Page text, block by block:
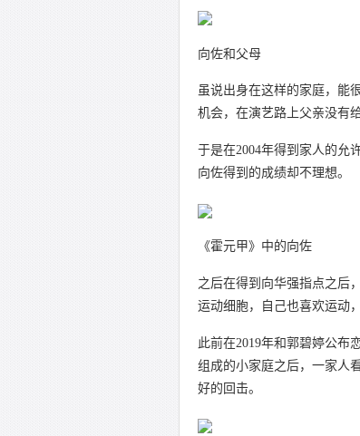
向佐和父母
虽说出身在这样的家庭，能
机会，在演艺路上父亲没有
于是在2004年得到家人的允
向佐得到的成绩却不理想。
《霍元甲》中的向佐
之后在得到向华强指点之后
运动细胞，自己也喜欢运动
此前在2019年和郭碧婷公布
组成的小家庭之后，一家人
好的回击。